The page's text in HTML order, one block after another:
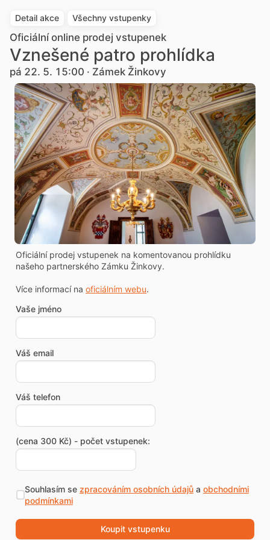
Detail akce Všechny vstupenky
Oficiální online prodej vstupenek
Vznešené patro prohlídka
pá 22. 5. 15:00 · Zámek Žinkovy
Oficiální prodej vstupenek na komentovanou prohlídku
našeho partnerského Zámku Žinkovy.
Více informací na oficiálním webu.
Vaše jméno
Váš email
Váš telefon
(cena 300 Kč) - počet vstupenek:
Souhlasím se zpracováním osobních údajůa obchodními
podmínkami
Koupit vstupenku